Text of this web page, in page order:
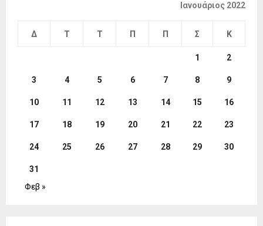
Ιανουάριος 2022
Δ Τ Τ Π Π Σ Κ
1 2
3 4 5 6 7 8 9
10 11 12 13 14 15 16
17 18 19 20 21 22 23
24 25 26 27 28 29 30
31
Φεβ »